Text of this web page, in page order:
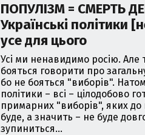
ПОПУЛІЗМ = СМЕРТЬ
Українські політики
усе для цього
Усі ми ненавидимо росію. Але
бояться говорити про
бо не бояться "виборів".
політики – всі – цілодобово
примарних "виборів", яких до
буде, а значить – не буде
зупиниться...